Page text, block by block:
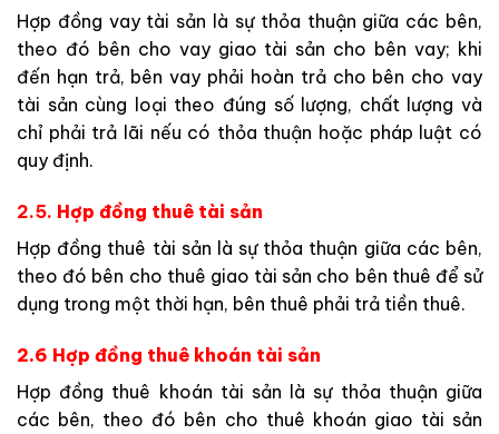
Hợp đồng vay tài sản là sự thỏa thuận giữa các bên,
theo đó bên cho vay giao tài sản cho bên vay; khi
đến hạn trả, bên vay phải hoàn trả cho bên cho vay
tài sản cùng loại theo đúng số lượng, chất lượng và
chỉ phải trả lãi nếu có thỏa thuận hoặc pháp luật có
quy định.
2.5. Hợp đồng thuê tài sản
Hợp đồng thuê tài sản là sự thỏa thuận giữa các bên,
theo đó bên cho thuê giao tài sản cho bên thuê để sử
dụng trong một thời hạn, bên thuê phải trả tiền thuê.
2.6 Hợp đồng thuê khoán tài sản
Hợp đồng thuê khoán tài sản là sự thỏa thuận giữa
các bên, theo đó bên cho thuê khoán giao tài sản